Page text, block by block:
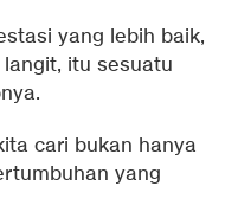
yang lebih baik,
itu sesuatu
cari bukan hanya
yang